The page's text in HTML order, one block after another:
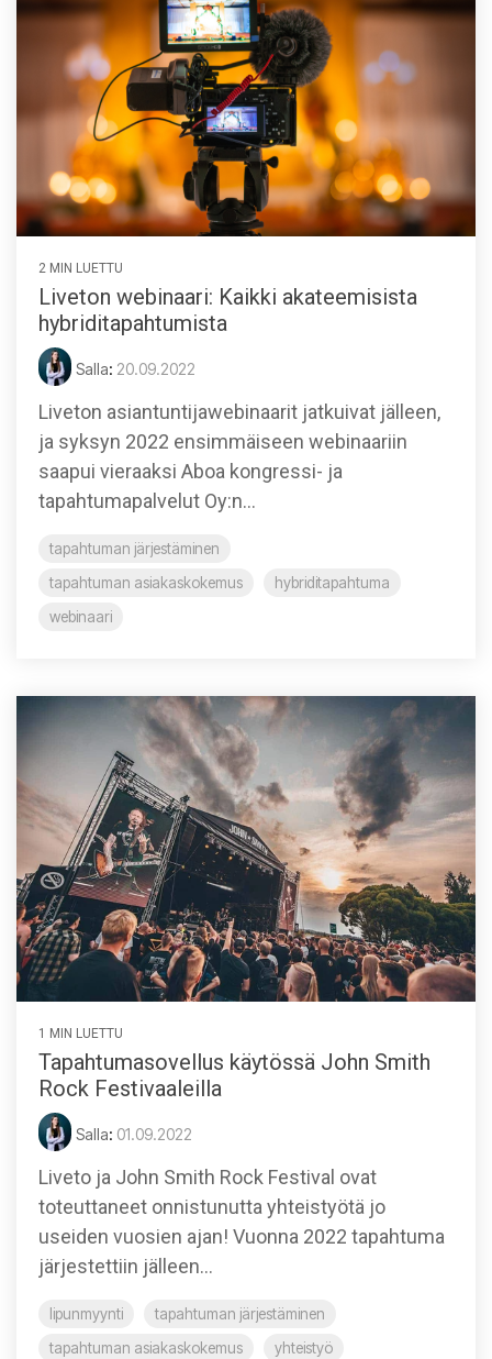
2 MIN LUETTU
Liveton webinaari: Kaikki akateemisista
hybriditapahtumista
Salla: 20.09.2022
Liveton asiantuntijawebinaarit jatkuivat jälleen,
ja syksyn 2022 ensimmäiseen webinaariin
saapui vieraaksi Aboa kongressi- ja
tapahtumapalvelut Oy:n...
tapahtuman järjestäminen
tapahtuman asiakaskokemus
hybriditapahtuma
webinaari
1 MIN LUETTU
Tapahtumasovellus käytössä John Smith
Rock Festivaaleilla
Salla: 01.09.2022
Liveto ja John Smith Rock Festival ovat
toteuttaneet onnistunutta yhteistyötä jo
useiden vuosien ajan! Vuonna 2022 tapahtuma
järjestettiin jälleen...
lipunmyynti
tapahtuman järjestäminen
tapahtuman asiakaskokemus
yhteistyö